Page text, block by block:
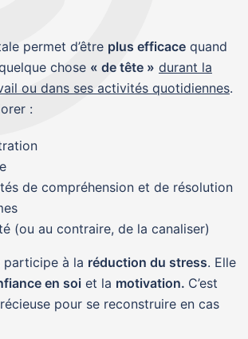
permet d’être plus efficace quand
chose « de tête » durant la
ou dans ses activités quotidiennes.
:
de compréhension et de résolution
(ou au contraire, de la canaliser)
participe à la réduction du stress. Elle
en soi et la motivation. C’est
pour se reconstruire en cas